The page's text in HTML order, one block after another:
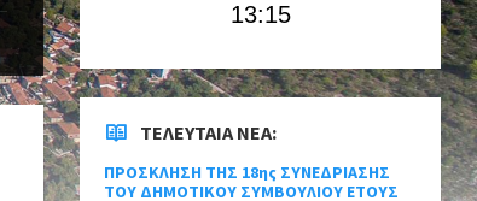
13:15
ΤΕΛΕΥΤΑΊΑ ΝΈΑ:
ΠΡΟΣΚΛΗΣΗ ΤΗΣ 18ης ΣΥΝΕΔΡΙΑΣΗΣ
ΤΟΥ ΔΗΜΟΤΙΚΟΥ ΣΥΜΒΟΥΛΙΟΥ ΕΤΟΥΣ